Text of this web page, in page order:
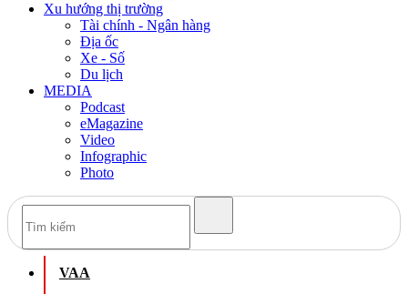
Xu hướng thị trường
Tài chính - Ngân hàng
Địa ốc
Xe - Số
Du lịch
MEDIA
Podcast
eMagazine
Video
Infographic
Photo
VAA